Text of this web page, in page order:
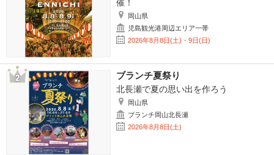
催！
岡山県
児島観光港周辺エリア一帯
2026年8月8日(土)・9日(日)
ブランチ夏祭り
北長瀬で夏の思い出を作ろう
岡山県
ブランチ岡山北長瀬
2026年8月8日(土)